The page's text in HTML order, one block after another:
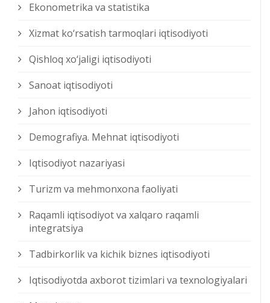
Ekonometrika va statistika
Xizmat kо‘rsatish tarmoqlari iqtisodiyoti
Qishloq xо‘jaligi iqtisodiyoti
Sanoat iqtisodiyoti
Jahon iqtisodiyoti
Demografiya. Mehnat iqtisodiyoti
Iqtisodiyot nazariyasi
Turizm va mehmonxona faoliyati
Raqamli iqtisodiyot va xalqaro raqamli
integratsiya
Tadbirkorlik va kichik biznes iqtisodiyoti
Iqtisodiyotda axborot tizimlari va texnologiyalari